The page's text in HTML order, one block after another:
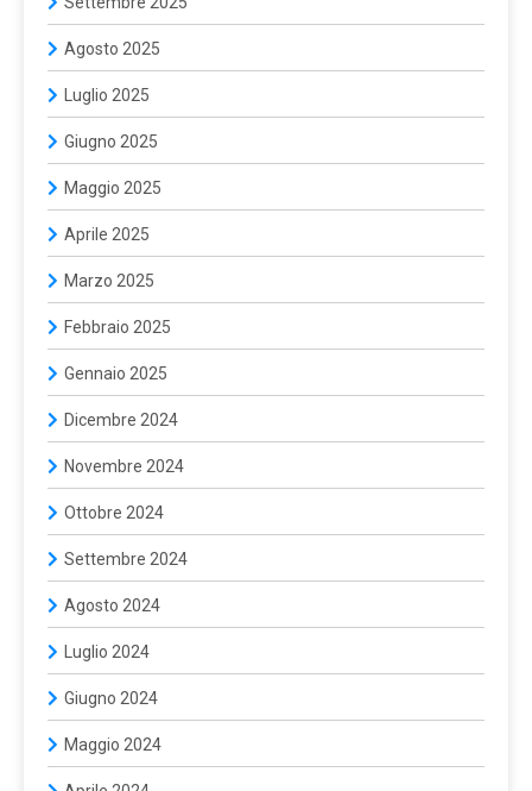
Agosto 2025
Luglio 2025
Giugno 2025
Maggio 2025
Aprile 2025
Marzo 2025
Febbraio 2025
Gennaio 2025
Dicembre 2024
Novembre 2024
Ottobre 2024
Settembre 2024
Agosto 2024
Luglio 2024
Giugno 2024
Maggio 2024